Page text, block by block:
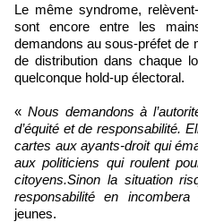
Le même syndrome,
sont encore entre les
demandons au sous-préfet de
de distribution dans chaque
quelconque hold-up électoral.
« Nous demandons à
d’équité et de responsabilité.
cartes aux ayants-droit qui
aux politiciens qui roulent
citoyens.Sinon la situation
responsabilité en incombera
jeunes.